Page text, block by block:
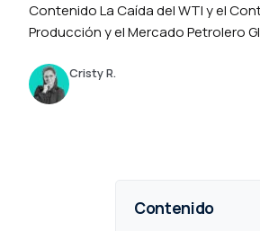
Contenido La Caída del WTI y el
Producción y el Mercado Petrolero
Cristy R.
Contenido